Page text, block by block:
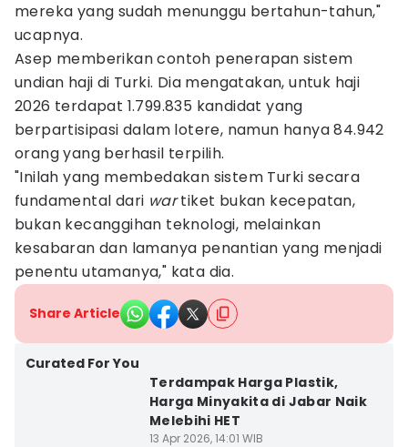
mereka yang sudah menunggu bertahun-tahun,"
ucapnya.
Asep memberikan contoh penerapan sistem
undian haji di Turki. Dia mengatakan, untuk haji
2026 terdapat 1.799.835 kandidat yang
berpartisipasi dalam lotere, namun hanya 84.942
orang yang berhasil terpilih.
"Inilah yang membedakan sistem Turki secara
fundamental dari wartiket bukan kecepatan,
bukan kecanggihan teknologi, melainkan
kesabaran dan lamanya penantian yang menjadi
penentu utamanya," kata dia.
Share Article
Curated For You
Terdampak Harga Plastik,
Harga Minyakita di Jabar Naik
Melebihi HET
13 Apr 2026, 14:01 WIB